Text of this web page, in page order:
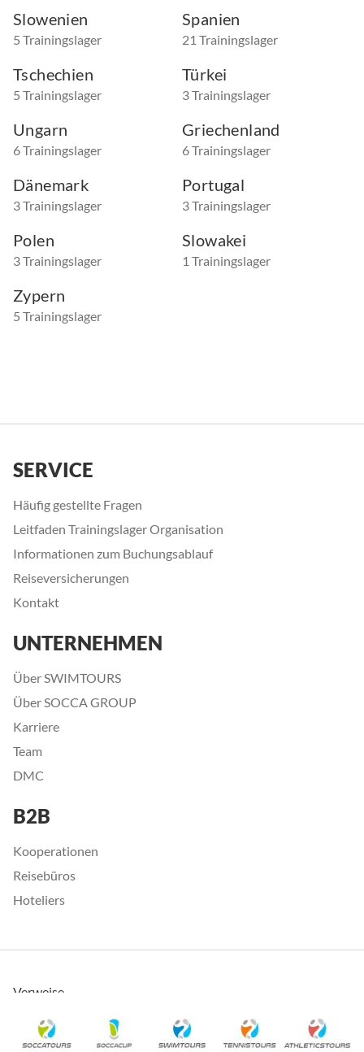
Slowenien
5 Trainingslager
Spanien
21 Trainingslager
Tschechien
5 Trainingslager
Türkei
3 Trainingslager
Ungarn
6 Trainingslager
Griechenland
6 Trainingslager
Dänemark
3 Trainingslager
Portugal
3 Trainingslager
Polen
3 Trainingslager
Slowakei
1 Trainingslager
Zypern
5 Trainingslager
SERVICE
Häufig gestellte Fragen
Leitfaden Trainingslager Organisation
Informationen zum Buchungsablauf
Reiseversicherungen
Kontakt
UNTERNEHMEN
Über SWIMTOURS
Über SOCCA GROUP
Karriere
Team
DMC
B2B
Kooperationen
Reisebüros
Hoteliers
Verweise